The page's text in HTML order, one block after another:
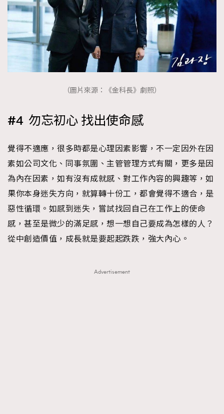
（圖片來源：《金科長》劇照）
#4 勿忘初心 找出使命感
覺得不適應，很多時都是心理因素影響，不一定因外在因
素如公司文化、同事氛圍、主管管理方式有關，更多是因
為內在因素，如有沒有成就感、對工作內容的興趣等，如
果你本身迷失方向，就算轉十份工，都會覺得不適合，是
惡性循環。如感到迷失，嘗試找回自己在工作上的使命
感，甚至是微少的滿足感，想一想自己要成為怎樣的人？
從中創造價值，成長就是要起起跌跌，強大內心。
Advertisement